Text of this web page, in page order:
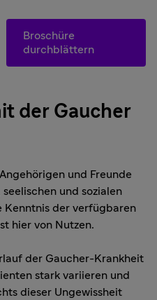
Broschüre
durchblättern
der Gaucher
und Freunde
und sozialen
Kenntnis der verfügbaren
hier von Nutzen.
der Gaucher-Krankheit
stark variieren und
dieser Ungewissheit